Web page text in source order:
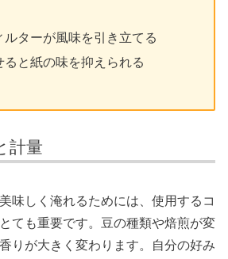
ルターが風味を引き立てる
ると紙の味を抑えられる
計量
味しく淹れるためには、使用するコ
ても重要です。豆の種類や焙煎が変
りが大きく変わります。自分の好み